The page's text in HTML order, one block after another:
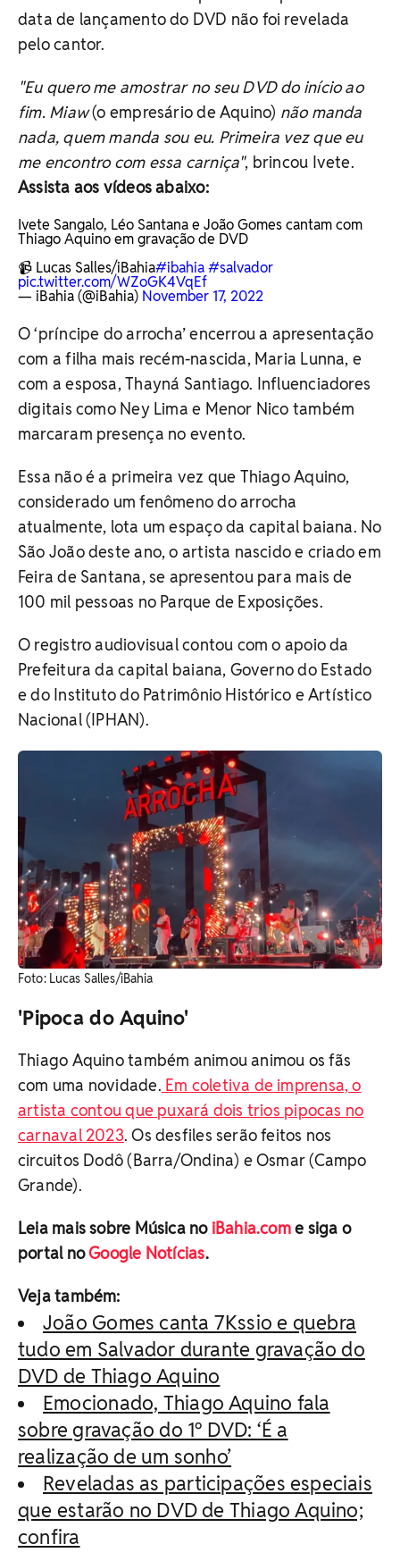
data de lançamento do DVD não foi revelada
pelo cantor.
"Eu quero me amostrar no seu DVD do início ao
fim. Miaw(o empresário de Aquino) não manda
nada, quem manda sou eu. Primeira vez que eu
me encontro com essa carniça", brincou Ivete.
Assista aos vídeos abaixo:
Ivete Sangalo, Léo Santana e João Gomes cantam com
Thiago Aquino em gravação de DVD
📹 Lucas Salles/iBahia#ibahia#salvador
pic.twitter.com/WZoGK4VqEf
— iBahia (@iBahia) November 17, 2022
O ‘príncipe do arrocha’ encerrou a apresentação
com a filha mais recém-nascida, Maria Lunna, e
com a esposa, Thayná Santiago. Influenciadores
digitais como Ney Lima e Menor Nico também
marcaram presença no evento.
Essa não é a primeira vez que Thiago Aquino,
considerado um fenômeno do arrocha
atualmente, lota um espaço da capital baiana. No
São João deste ano, o artista nascido e criado em
Feira de Santana, se apresentou para mais de
100 mil pessoas no Parque de Exposições.
O registro audiovisual contou com o apoio da
Prefeitura da capital baiana, Governo do Estado
e do Instituto do Patrimônio Histórico e Artístico
Nacional (IPHAN).
Foto: Lucas Salles/iBahia
'Pipoca do Aquino'
Thiago Aquino também animou animou os fãs
com uma novidade. Em coletiva de imprensa, o
artista contou que puxará dois trios pipocas no
carnaval 2023. Os desfiles serão feitos nos
circuitos Dodô (Barra/Ondina) e Osmar (Campo
Grande).
Leia mais sobre Música no iBahia.come siga o
portal noGoogle Notícias.
Veja também:
João Gomes canta 7Kssio e quebra
tudo em Salvador durante gravação do
DVD de Thiago Aquino
Emocionado, Thiago Aquino fala
sobre gravação do 1º DVD: ‘É a
realização de um sonho’
Reveladas as participações especiais
que estarão no DVD de Thiago Aquino;
confira